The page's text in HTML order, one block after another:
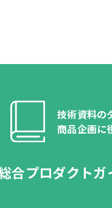
技術資料の
商品企画に
合プロダクトガ